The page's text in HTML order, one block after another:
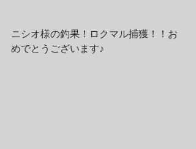
ニシオ様の釣果！ロクマル捕獲！！お
めでとうございます♪